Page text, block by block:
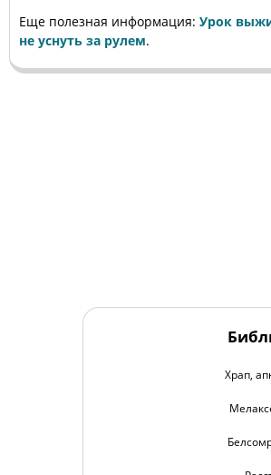
Еще полезная информация: Урок
не уснуть за рулем.
Храп,